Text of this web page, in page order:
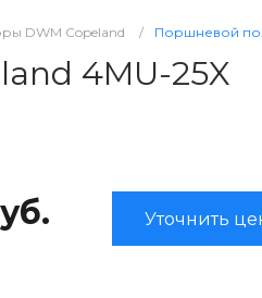
DWM Copeland / Поршневой
4MU-25X
Уточнить